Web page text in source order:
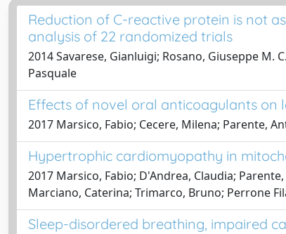
Reduction of C-reactive protein is not
analysis of 22 randomized trials
2014 Savarese, Gianluigi; Rosano, Giuseppe M.
Pasquale
Effects of novel oral anticoagulants
2017 Marsico, Fabio; Cecere, Milena; Parente,
Hypertrophic cardiomyopathy in
2017 Marsico, Fabio; D'Andrea, Claudia;
Marciano, Caterina; Trimarco, Bruno; Perrone
Sleep-disordered breathing, impaired